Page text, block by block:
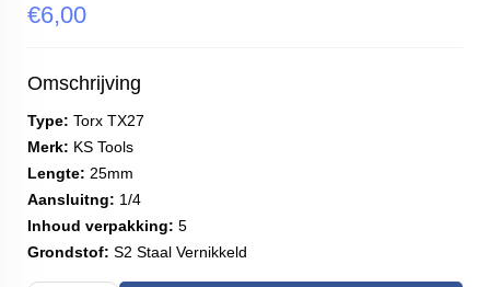
€6,00
Omschrijving
Type: Torx TX27
Merk: KS Tools
Lengte: 25mm
Aansluitng: 1/4
Inhoud verpakking: 5
Grondstof: S2 Staal Vernikkeld